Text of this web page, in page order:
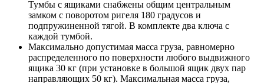
Тумбы с ящиками снабжены общим центральным
замком с поворотом ригеля 180 градусов и
подпружиненной тягой. В комплекте два ключа с
каждой тумбой.
Максимально допустимая масса груза, равномерно
распределенного по поверхности любого выдвижного
ящика 30 кг (при установке в большой ящик двух пар
направляющих 50 кг). Максимальная масса груза,